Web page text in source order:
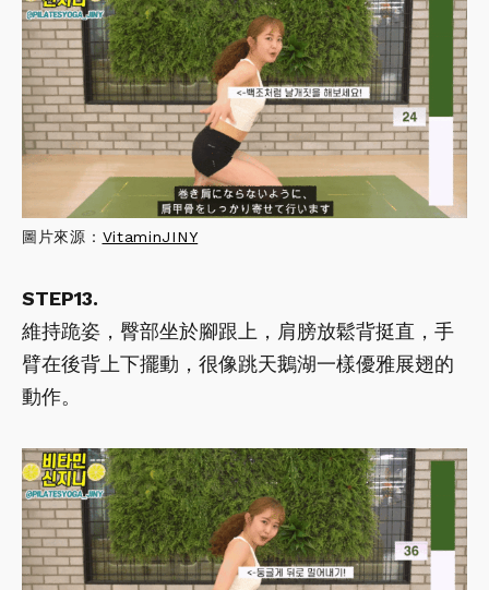
圖片來源： VitaminJINY
STEP13.
維持跪姿，臀部坐於腳跟上，肩膀放鬆背挺直，手
臂在後背上下擺動，很像跳天鵝湖一樣優雅展翅的
動作。